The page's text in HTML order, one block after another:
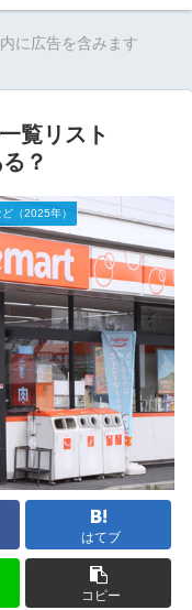
に広告を含みます
覧リスト
？
（2025年）
はてブ
コピー